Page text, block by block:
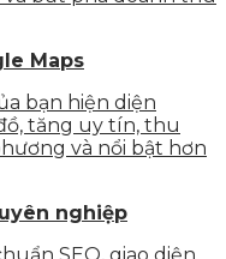
Maps
bạn hiện diện
tăng uy tín, thu
và nổi bật hơn
nghiệp
SEO, giao diện